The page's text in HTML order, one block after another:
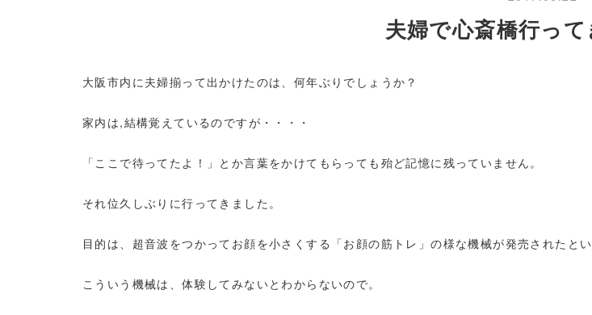
夫婦で心斎橋行って
大阪市内に夫婦揃って出かけたのは、何年ぶりでしょうか？
家内は,結構覚えているのですが・・・・
「ここで待ってたよ！」とか言葉をかけてもらっても殆ど記憶に残っていません。
それ位久しぶりに行ってきました。
目的は、超音波をつかってお顔を小さくする「お顔の筋トレ」の様な機械が発売されたと
こういう機械は、体験してみないとわからないので。